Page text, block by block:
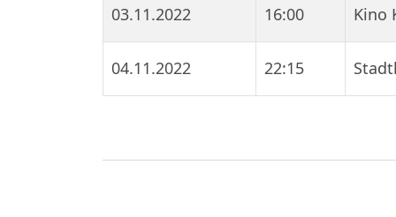
03.11.2022 16:00 Kino
04.11.2022 22:15